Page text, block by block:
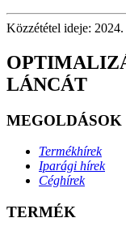
Közzététel ideje: 2024.
LÁNCÁT
MEGOLDÁSOK
Termékhírek
Iparági hírek
Céghírek
TERMÉK